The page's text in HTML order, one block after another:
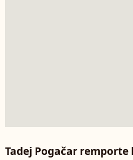
Tadej Pogačar remporte